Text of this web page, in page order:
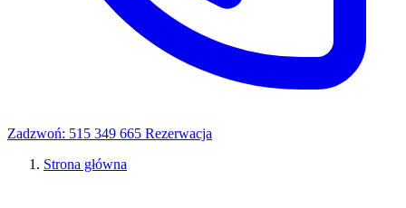
Zadzwoń: 515 349 665 Rezerwacja
Strona główna